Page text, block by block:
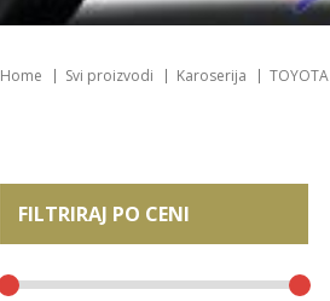
Home Svi proizvodi Karoserija TOYOTA
FILTRIRAJ PO CENI